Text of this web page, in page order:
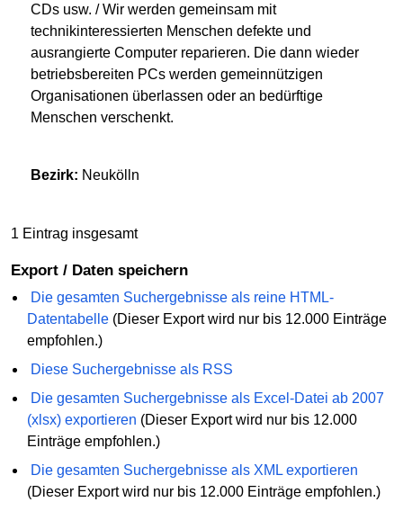
CDs usw. / Wir werden gemeinsam mit
technikinteressierten Menschen defekte und
ausrangierte Computer reparieren. Die dann wieder
betriebsbereiten PCs werden gemeinnützigen
Organisationen überlassen oder an bedürftige
Menschen verschenkt.
Bezirk: Neukölln
1 Eintrag insgesamt
Export / Daten speichern
Die gesamten Suchergebnisse als reine HTML-
Datentabelle(Dieser Export wird nur bis 12.000 Einträge
empfohlen.)
Diese Suchergebnisse als RSS
Die gesamten Suchergebnisse als Excel-Datei ab 2007
(xlsx) exportieren (Dieser Export wird nur bis 12.000
Einträge empfohlen.)
Die gesamten Suchergebnisse als XML exportieren
(Dieser Export wird nur bis 12.000 Einträge empfohlen.)